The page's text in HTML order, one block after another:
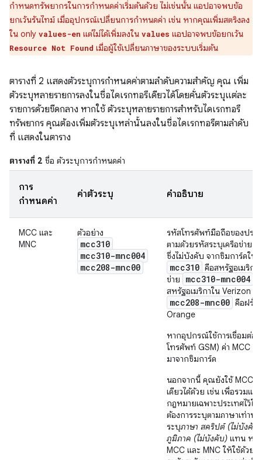
กำหนดทรัพยากรในการกำหนดค่าเริ่มต้นด้วย ไม่เช่นนั้น แอปอาจพบข้อ
ยกเว้นรันไทม์ เมื่ออุปกรณ์เปลี่ยนการกำหนดค่า เช่น หากคุณเพิ่มสตริงลง
ใน only values-en แต่ไม่ได้เพิ่มลงใน values แอปอาจพบข้อยกเว้น
Resource Not Found เมื่อผู้ใช้เปลี่ยนภาษาของระบบเริ่มต้น
ตารางที่ 2 แสดงตัวระบุการกำหนดค่าตามลำดับความสำคัญ คุณ เพิ่ม
ตัวระบุหลายรายการลงในชื่อไดเรกทอรีเดียวได้โดยคั่นตัวระบุแต่ละ
รายการด้วยขีดกลาง หากใช้ ตัวระบุหลายรายการสำหรับไดเรกทอรี
ทรัพยากร คุณต้องเพิ่มตัวระบุเหล่านั้นลงในชื่อไดเรกทอรีตามลำดับ
ที่ แสดงในตาราง
ตารางที่ 2 ชื่อ ตัวระบุการกำหนดค่า
การ
กำหนดค่า
ค่าตัวระบุ คำอธิบาย
MCC และ
MNC
ตัวอย่าง
mcc310
mcc310-mnc004
mcc208-mnc00
รหัสโทรศัพท์มือถือของประ
ตามด้วยรหัสระบุเครือข่ายมื
ซึ่งไม่บังคับ จากซิมการ์ดใน
mcc310 คือสหรัฐอเมริกา
ข่าย
mcc310-mnc004
สหรัฐอเมริกาใน Verizon แ
mcc208-mnc00 คือฝรั่ง
Orange
หากอุปกรณ์ใช้การเชื่อมต่อ
โทรศัพท์ GSM) ค่า MCC แ
มาจากซิมการ์ด
นอกจากนี้ คุณยังใช้ MCC เ
เดียวได้ด้วย เช่น เพื่อรวมแ
กฎหมายเฉพาะประเทศไว้ใ
ต้องการระบุตามภาษาเท่านั้
ระบุภาษา สคริปต์ (ไม่บังคับ
ภูมิภาค (ไม่บังคับ) แทน หา
MCC และ MNC ให้ใช้ด้วยค